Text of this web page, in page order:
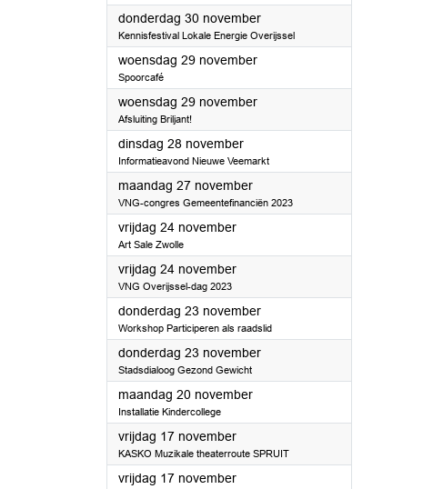
donderdag 30 november2023
Kennisfestival Lokale Energie Overijssel
woensdag 29 november2023
Spoorcafé
woensdag 29 november2023
Afsluiting Briljant!
dinsdag 28 november2023
Informatieavond Nieuwe Veemarkt
maandag 27 november2023
VNG-congres Gemeentefinanciën 2023
vrijdag 24 november2023
Art Sale Zwolle
vrijdag 24 november2023
VNG Overijssel-dag 2023
donderdag 23 november2023
Workshop Participeren als raadslid
donderdag 23 november2023
Stadsdialoog Gezond Gewicht
maandag 20 november2023
Installatie Kindercollege
vrijdag 17 november2023
KASKO Muzikale theaterroute SPRUIT
vrijdag 17 november2023